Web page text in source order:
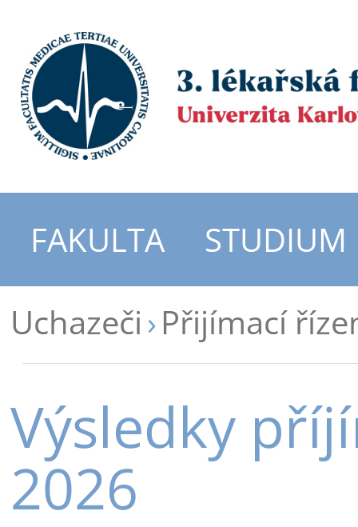
FAKULTA
STUDIUM
Uchazeči Přijímací
Výsledky
2026